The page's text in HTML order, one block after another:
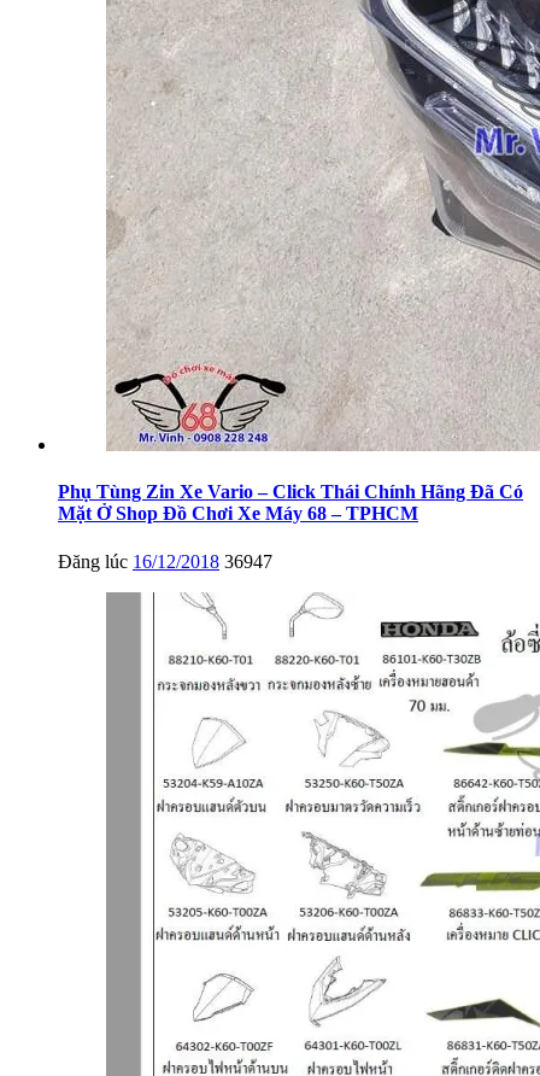
Phụ Tùng Zin Xe Vario – Click Thái Chính Hãng Đã Có
Mặt Ở Shop Đồ Chơi Xe Máy 68 – TPHCM
Đăng lúc 16/12/2018 36947